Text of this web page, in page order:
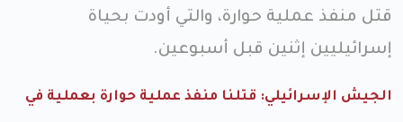
قتل منفذ عملية حوارة، والتي أودت بحياة
إسرائيليين إثنين قبل أسبوعين.
الجيش الإسرائيلي: قتلنا منفذ عملية حوارة بعملية في